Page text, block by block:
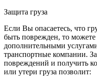
Защита груза
Если Вы опасаетесь, что
быть поврежден, то можете
дополнительными
транспортные компании.
повреждений и получить
или утери груза позволит: